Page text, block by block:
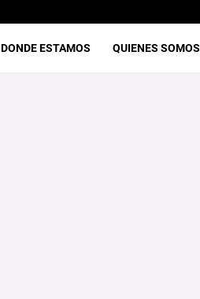
DONDE ESTAMOS QUIENES SOMOS